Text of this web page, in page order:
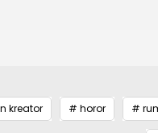
kreator # horor #